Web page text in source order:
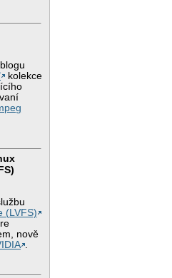
kolekce
(LVFS)
nově
.